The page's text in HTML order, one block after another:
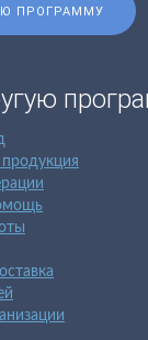
ПРОГРАММУ
продукция